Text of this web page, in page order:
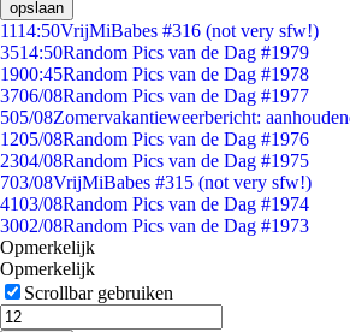
opslaan
1114:50VrijMiBabes #316 (not very sfw!)
3514:50Random Pics van de Dag #1979
1900:45Random Pics van de Dag #1978
3706/08Random Pics van de Dag #1977
505/08Zomervakantieweerbericht:
1205/08Random Pics van de Dag #1976
2304/08Random Pics van de Dag #1975
703/08VrijMiBabes #315 (not very sfw!)
4103/08Random Pics van de Dag #1974
3002/08Random Pics van de Dag #1973
Opmerkelijk
Opmerkelijk
Scrollbar gebruiken